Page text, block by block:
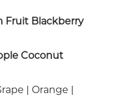
Fruit Blackberry
Coconut
| Orange |